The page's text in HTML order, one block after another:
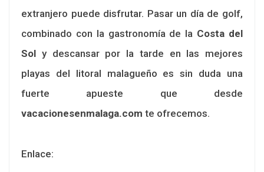
extranjero puede disfrutar. Pasar un día de golf,
combinado con la gastronomía de la Costa del
Sol y descansar por la tarde en las mejores
playas del litoral malagueño es sin duda una
fuerte apueste que desde
vacacionesenmalaga.com te ofrecemos.
Enlace: